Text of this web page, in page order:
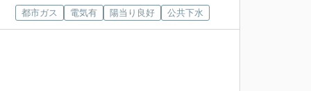
都市ガス 電気有 陽当り良好 公共下水